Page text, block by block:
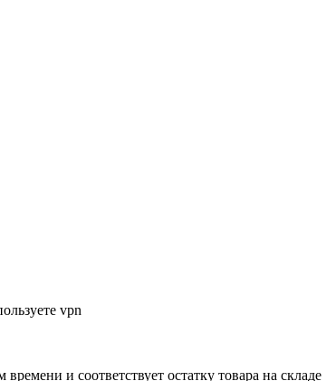
vpn
и соответствует остатку товара на складе